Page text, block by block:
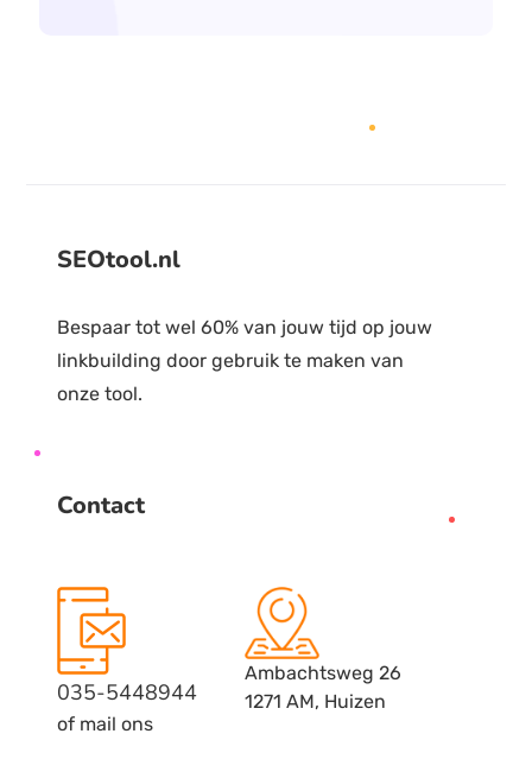
SEOtool.nl
Bespaar tot wel 60% van jouw tijd op jouw
linkbuilding door gebruik te maken van
onze tool.
Contact
035-5448944
of mail ons
Ambachtsweg 26
1271 AM, Huizen